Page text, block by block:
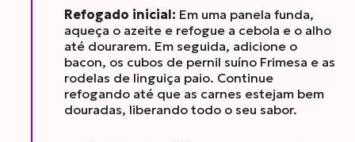
Refogado inicial: Em uma panela funda,
aqueça o azeite e refogue a cebola e o alho
até dourarem. Em seguida, adicione o
bacon, os cubos de pernil suíno Frimesa e as
rodelas de linguiça paio. Continue
refogando até que as carnes estejam bem
douradas, liberando todo o seu sabor.